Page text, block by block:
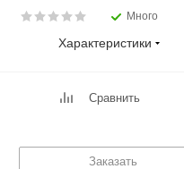
Много
Характеристики
Сравнить
Заказать